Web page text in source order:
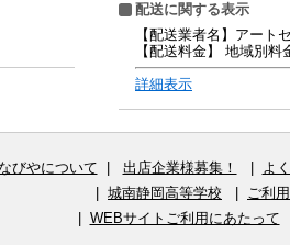
配送に関する表示
【配送業者名】アート
【配送料金】 地域別料
詳細表示
びやについて 出店企業様募集！ よ
城南静岡高等学校 ご利
WEBサイトご利用にあたって